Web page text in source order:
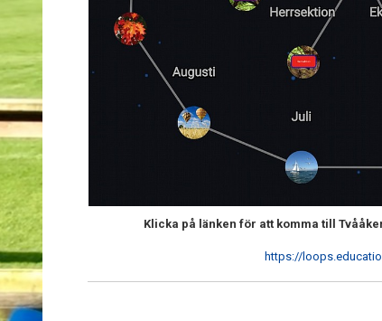
Klicka på länken för att komma till
https://